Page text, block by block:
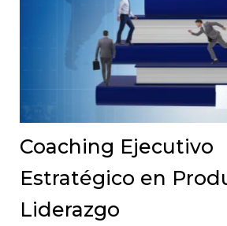
Coaching Ejecutivo
Estratégico en
Liderazgo